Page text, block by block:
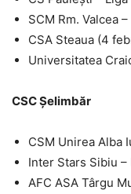
SCM Rm. Valcea
CSA Steaua (4
Universitatea
CSC Șelimbăr
CSM Unirea Alba
Inter Stars Sibiu
AFC ASA Târgu